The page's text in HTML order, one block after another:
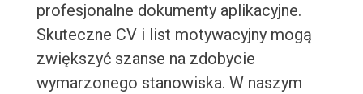
profesjonalne dokumenty aplikacyjne.
Skuteczne CV i list motywacyjny mogą
zwiększyć szanse na zdobycie
wymarzonego stanowiska. W naszym